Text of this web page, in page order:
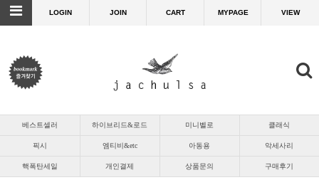
LOGIN JOIN CART MYPAGE VIEW
베스트셀러 하이브리드&로드 미니벨로 클래식
픽시 엠티비&etc 아동용 악세사리
핵폭탄세일 개인결제 상품문의 구매후기